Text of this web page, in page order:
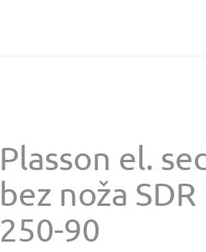
Plasson el.
bez noža SDR
250-90